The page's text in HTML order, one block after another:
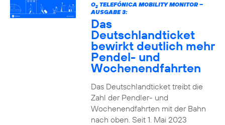
O2TELEFÓNICA MOBILITY MONITOR –
AUSGABE 3:
Das
Deutschlandticket
bewirkt deutlich mehr
Pendel- und
Wochenendfahrten
Das Deutschlandticket treibt die
Zahl der Pendler- und
Wochenendfahrten mit der Bahn
nach oben. Seit 1. Mai 2023